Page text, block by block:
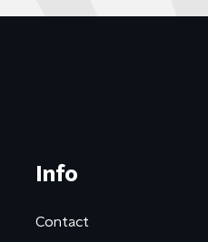
Info
Contact